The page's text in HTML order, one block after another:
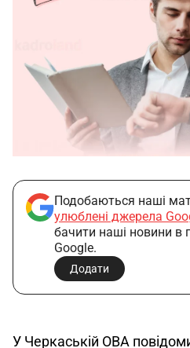
Подобаються наші
улюблені джерела
бачити наші новини в
Google.
Додати
У Черкаській ОВА